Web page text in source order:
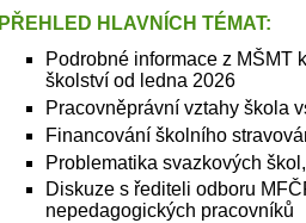
PŘEHLED HLAVNÍCH TÉMAT:
Podrobné informace z MŠMT
školství od ledna 2026
Pracovněprávní vztahy škola
Financování školního
Problematika svazkových
Diskuze s řediteli odboru
nepedagogických pracovníků